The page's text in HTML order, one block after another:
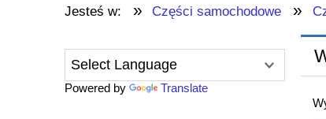
Jesteś w: » Części samochodowe »
Powered by Translate